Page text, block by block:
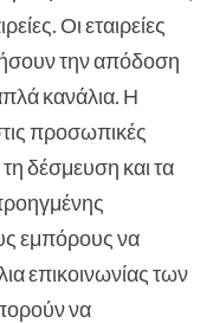
Οι εταιρείες
την απόδοση
κανάλια. Η
προσωπικές
δέσμευση και τα
εμπόρους να
επικοινωνίας των
να